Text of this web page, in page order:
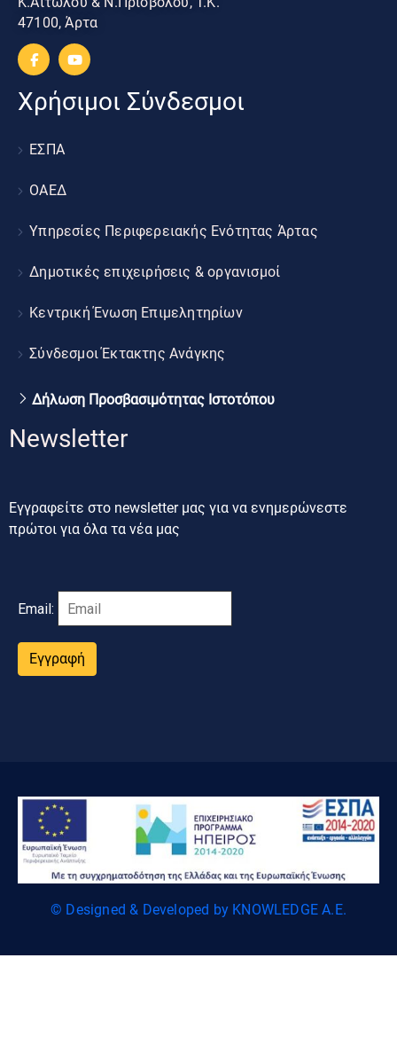
47100, Άρτα
Χρήσιμοι Σύνδεσμοι
ΕΣΠΑ
ΟΑΕΔ
Υπηρεσίες Περιφερειακής Ενότητας Άρτας
Δημοτικές επιχειρήσεις & οργανισμοί
Κεντρική Ένωση Επιμελητηρίων
Σύνδεσμοι Έκτακτης Ανάγκης
Δήλωση Προσβασιμότητας Ιστοτόπου
Newsletter
Εγγραφείτε στο newsletter μας για να ενημερώνεστε
πρώτοι για όλα τα νέα μας
Email:
Εγγραφή
© Designed & Developed by KNOWLEDGE A.E.